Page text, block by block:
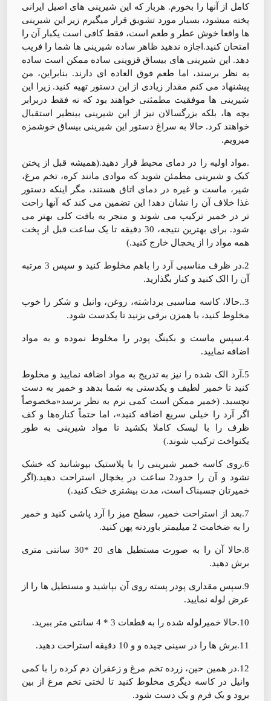
کامل از آنها را بخورم. هربار که این شیرینی های اصیل ایرانی
پخته میشود، بسیار مورد تشویق قرار میگیرم زیر این شیرینی
ها واقعا خوش عطر و طعم است، فقط کافی است یکبار آن را
امتحان کنید.اجازه ندهید ظاهر ساده شیرینی ها شما را فریب
دهد. این شیرینی های بیساق قزوینی ساده ممکن است ساده
به نظر برسند، اما طعم فوق العاده ای دارند. بنابراین، من
پیشنهاد می کنم مقدار زیادی از این دستور تهیه کنید. زیرا این
شیرینی ها موفقیت مطمئنی خواهند بود که نه فقط دربرابر
بچه ها، بلکه بزرگسالان نیز از این شیرینی بینظیر استقبال
خواهند کرد. حالا به سراغ دستور این شیرینی بیساق خوشمزه
میرویم.
.مواد اولیه را در دمای محیط قرار دهید.(همیشه قبل از پختن
کیک و شیرینی مطمئن شوید که موادی مانند کره، تخم مرغ،
شیر، ماست و غیره در دمای اتاق هستند، مگر اینکه دستور
غذا خلاف آن را نشان دهد! این تضمین می کند که آنها راحت
تر در خمیر ترکیب می شوند و منجر به بافت کلی بهتر می
شود. برای بهترین نتیجه، 30 دقیقه تا یک ساعت قبل از پخت
همه مواد را از یخچال خارج کنید.)
2.در ظرف مناسبی آرد را باهم مخلوط کنید و سپس 3 مرتبه
آن را الک کنید و کنار بگذارید.
3..حالا، کاسه مناسبی برداشته، روغن، وانیل و شکر را خوب
مخلوط کنید، با همزن برقی بزنید تا یکدست شود.
4.سپس ماست و بکینگ پودر را مخلوط نموده و به مواد
اضافه نمایید.
5.آرد الک شده را نیز به تدریج به مواد اضافه نمایید و مخلوط
کنید تا خمیر لطیف و یکدستی به شما بدهد و خمیر به دست
نچسبد. (خمیر ممکن است کمی نرم به نظر برسد«مخصوصاً
اگر آرد را خیلی سریع اضافه کنید»، اما حتماً کناره‌ها و کف
ظرف را با لیسک کاملا بکشید تا مواد شیرینی به طور
یکنواخت ترکیب شوند.)
6.روی کاسه خمیر شیرینی را با پلاستیک بپوشانید که خشک
نشود و آن را حدود2 ساعت در یخچال استراحت دهید.(اگر
خمیرتان چسبناک است، مدت بیشتری خنک کنید.)
7.بعد از استراحت خمیر، سطح میز را آرد پاشی کنید و خمیر
را به ضخامت 2 میلیمتر باوردنه پهن کنید.
8.حالا آن را به صورت مستطیل های 20 *30 سانتی متری
برش دهید.
9.سپس مقداری پودر پسته روی آن بپاشید و مستطیل ها را از
عرض لوله نمایید.
10.حالا خمیرلوله شده را به قطعات 3 * 4 سانتی متر ببرید.
11.برش ها را در سینی چیده و و 10 دقیقه استراحت دهید.
12.در همین حین، زرده تخم مرغ و زعفران دم کرده را با کمی
وانیل در کاسه دیگری مخلوط کنید تا لختی تخم مرغ از بین
برود و یک فرم و یک دست شود.